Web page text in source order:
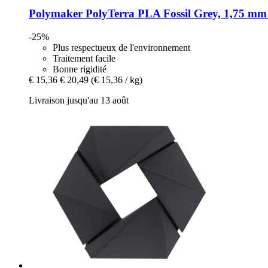
Polymaker PolyTerra PLA Fossil Grey, 1,75
-25%
Plus respectueux de l'environnement
Traitement facile
Bonne rigidité
€ 15,36 € 20,49 (€ 15,36 / kg)
Livraison jusqu'au 13 août